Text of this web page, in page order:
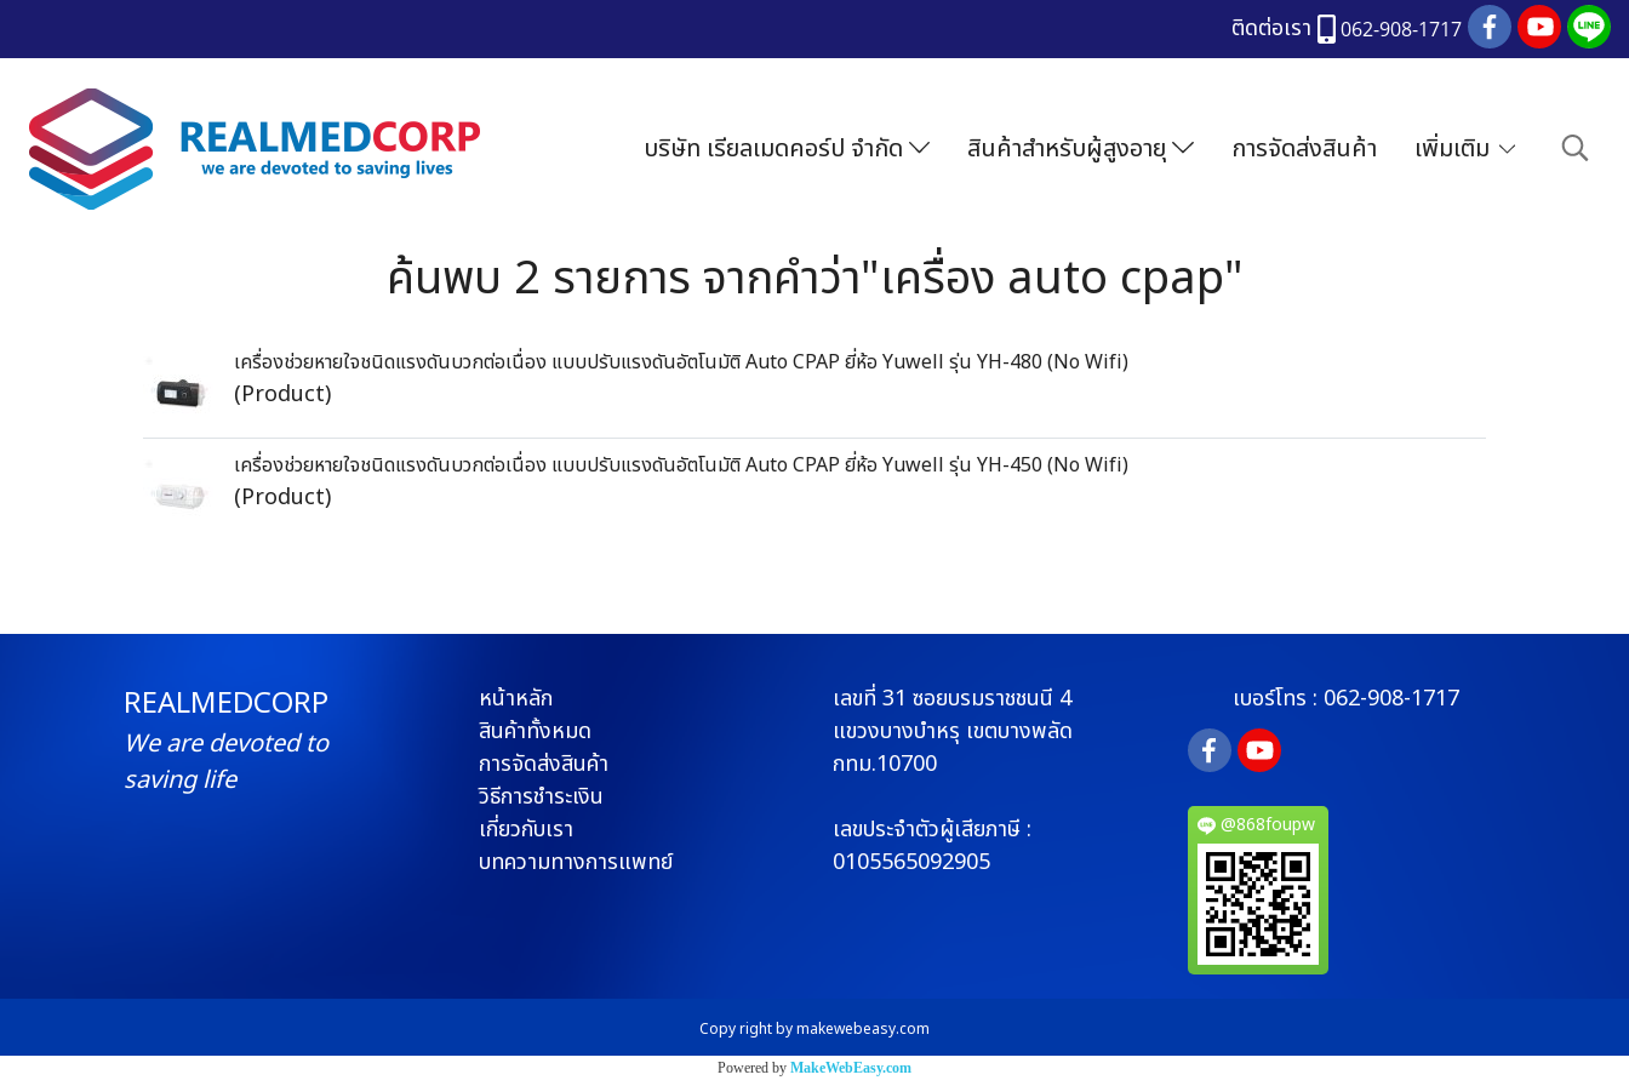
ติดต่อเรา 062-908-1717
บริษัท เรียลเมดคอร์ป จำกัด สินค้าสำหรับผู้สูงอายุ การจัดส่งสินค้า เพิ่มเติม
ค้นพบ 2 รายการ จากคำว่า"เครื่อง auto cpap"
เครื่องช่วยหายใจชนิดแรงดันบวกต่อเนื่อง แบบปรับแรงดันอัตโนมัติ Auto CPAP ยี่ห้อ Yuwell รุ่น YH-480 (No Wifi)
(Product)
เครื่องช่วยหายใจชนิดแรงดันบวกต่อเนื่อง แบบปรับแรงดันอัตโนมัติ Auto CPAP ยี่ห้อ Yuwell รุ่น YH-450 (No Wifi)
(Product)
REALMEDCORP
We are devoted to
saving life
หน้าหลัก
สินค้าทั้งหมด
การจัดส่งสินค้า
วิธีการชำระเงิน
เกี่ยวกับเรา
บทความทางการแพทย์
เลขที่ 31 ซอยบรมราชชนนี 4
แขวงบางบำหรุ เขตบางพลัด
กทม.10700
เลขประจำตัวผู้เสียภาษี :
0105565092905
เบอร์โทร : 062-908-1717
@868foupw
Copy right by makewebeasy.com
Powered by MakeWebEasy.com